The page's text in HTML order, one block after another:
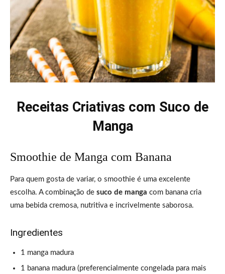
Receitas Criativas com Suco de
Manga
Smoothie de Manga com Banana
Para quem gosta de variar, o smoothie é uma excelente
escolha. A combinação de suco de manga com banana cria
uma bebida cremosa, nutritiva e incrivelmente saborosa.
Ingredientes
1 manga madura
1 banana madura (preferencialmente congelada para mais